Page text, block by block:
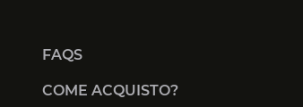
FAQS
COME ACQUISTO?